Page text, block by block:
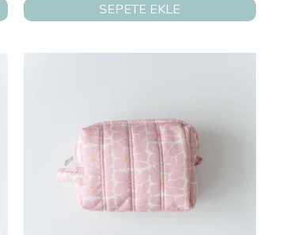
SEPETE EKLE